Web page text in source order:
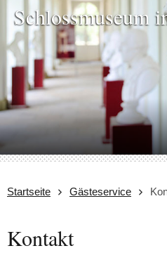
Schlossmuseum
Startseite Gästeservice
Kontakt